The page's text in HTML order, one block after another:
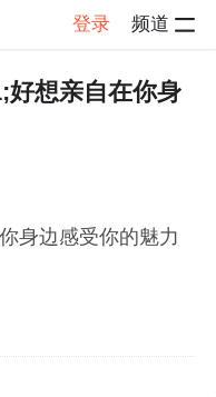
登录 频道
帖子详情
想亲自在你身
身边感受你的魅力